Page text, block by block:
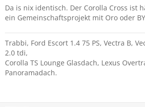
Da is nix identisch. Der Corolla Cross ist
ein Gemeinschaftsprojekt mit Oro oder
Trabbi, Ford Escort 1.4 75 PS, Vectra B,
2.0 tdi,
Corolla TS Lounge Glasdach, Lexus
Panoramadach.